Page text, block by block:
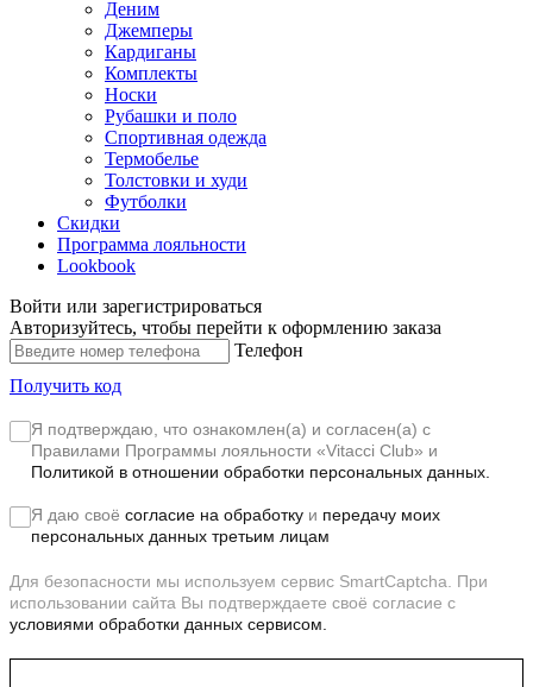
Деним
Джемперы
Кардиганы
Комплекты
Носки
Рубашки и поло
Спортивная одежда
Термобелье
Толстовки и худи
Футболки
Скидки
Программа лояльности
Lookbook
Войти или зарегистрироваться
Авторизуйтесь, чтобы перейти к оформлению заказа
Телефон
Получить код
Я подтверждаю, что ознакомлен(а) и согласен(а) с
Правилами Программы лояльности «Vitacci Club» и
Политикой в отношении обработки персональных данных.
Я даю своё согласие на обработку и передачу моих
персональных данных третьим лицам
Для безопасности мы используем сервис SmartCaptcha. При
использовании сайта Вы подтверждаете своё согласие с
условиями обработки данных сервисом.